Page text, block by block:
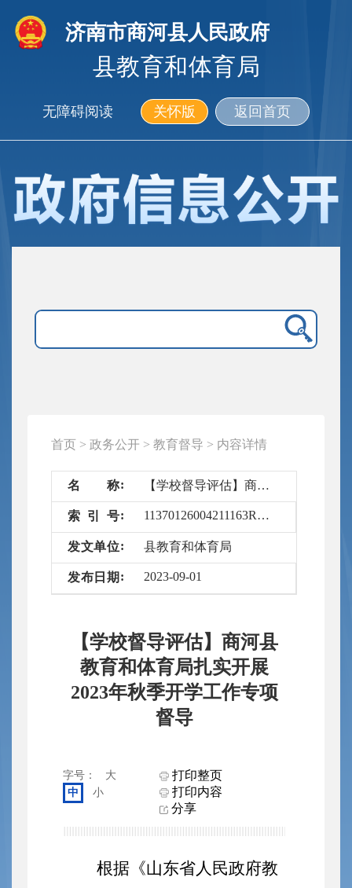
济南市商河县人民政府
县教育和体育局
无障碍阅读 关怀版 返回首页
首页 > 政务公开 > 教育督导 > 内容详情
名 称 【学校督导评估】商河县教育和体育局扎实开展2023年秋季开学工作专项督导
索 引 号 11370126004211163R/2023-6491610
发文单位 县教育和体育局
发布 日 期 2023-09-01
【学校督导评估】商河县
教育和体育局扎实开展
2023年秋季开学工作专项
督导
字号：
大
中
小
打印整页
打印内容
分享
根据《山东省人民政府教